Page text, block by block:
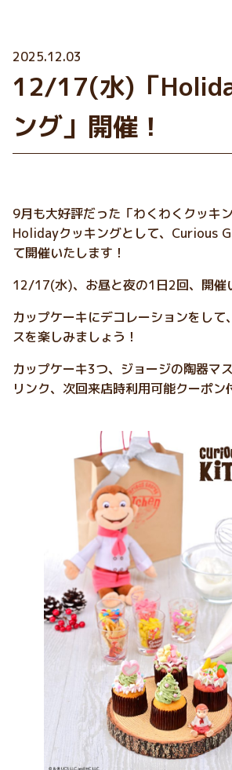
2025.12.03
12/17(水)「
ング」開催！
9月も大好評だった「わくわくクッキ
Holidayクッキングとして、Curious
て開催いたします！
12/17(水)、お昼と夜の1日2回、開催
カップケーキにデコレーションをして
スを楽しみましょう！
カップケーキ3つ、ジョージの陶器マ
リンク、次回来店時利用可能クーポン